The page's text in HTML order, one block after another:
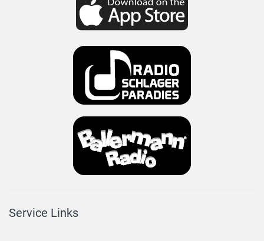
Service Links